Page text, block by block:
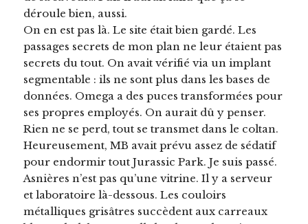
déroule bien, aussi.
On en est pas là. Le site était bien gardé. Les
passages secrets de mon plan ne leur étaient pas
secrets du tout. On avait vérifié via un implant
segmentable : ils ne sont plus dans les bases de
données. Omega a des puces transformées pour
ses propres employés. On aurait dû y penser.
Rien ne se perd, tout se transmet dans le coltan.
Heureusement, MB avait prévu assez de sédatif
pour endormir tout Jurassic Park. Je suis passé.
Asnières n’est pas qu’une vitrine. Il y a serveur
et laboratoire là-dessous. Les couloirs
métalliques grisâtres succèdent aux carreaux